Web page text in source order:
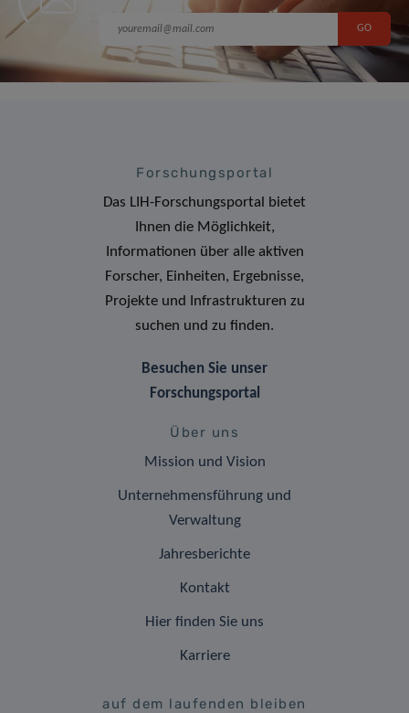
Forschungsportal
Das LIH-Forschungsportal bietet
Ihnen die Möglichkeit,
Informationen über alle aktiven
Forscher, Einheiten, Ergebnisse,
Projekte und Infrastrukturen zu
suchen und zu finden.
Besuchen Sie unser
Forschungsportal
Über uns
Mission und Vision
Unternehmensführung und
Verwaltung
Jahresberichte
Kontakt
Hier finden Sie uns
Karriere
auf dem laufenden bleiben